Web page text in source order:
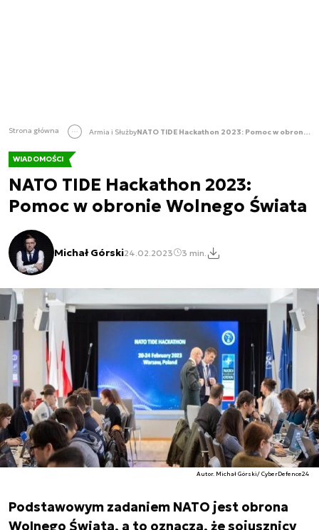
Strona główna Armia i Służby NATO TIDE Hackathon 2023: Pomoc w obronie Wolnego Świata
WIADOMOŚCI
NATO TIDE Hackathon 2023:
Pomoc w obronie Wolnego Świata
Michał Górski24.02.2023 3 min.
Autor. Michał Górski/ CyberDefence24
Podstawowym zadaniem NATO jest obrona
Wolnego Świata, a to oznacza, że sojusznicy